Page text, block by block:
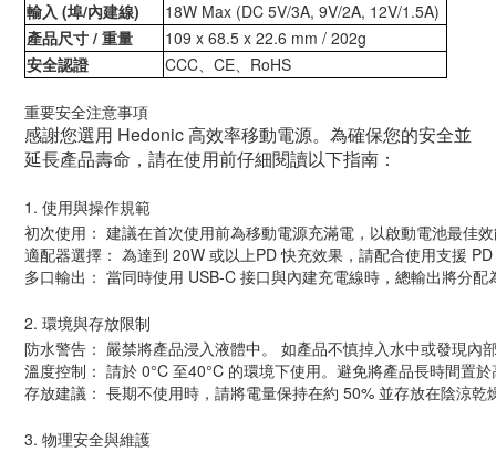
輸入 (埠/內建線)
18W Max (DC 5V/3A, 9V/2A, 12V/1.5A)
產品尺寸 / 重量
109 x 68.5 x 22.6 mm / 202g
安全認證
CCC、 CE、 RoHS
重要安全注意事項
感謝您選用 Hedonic 高效率移動電源。為確保您的安全並
延長產品壽命，請在使用前仔細閱讀以下指南：
1. 使用與操作規範
初次使用： 建議在首次使用前為移動電源充滿電，以啟動電池最佳
適配器選擇： 為達到 20W 或以上PD 快充效果，請配合使用支援
多口輸出： 當同時使用 USB-C 接口與內建充電線時，總輸出將分
2. 環境與存放限制
防水警告： 嚴禁將產品浸入液體中。 如產品不慎掉入水中或發現內
溫度控制： 請於 0°C 至40°C 的環境下使用。避免將產品長時間置
存放建議： 長期不使用時，請將電量保持在約 50% 並存放在陰涼
3. 物理安全與維護